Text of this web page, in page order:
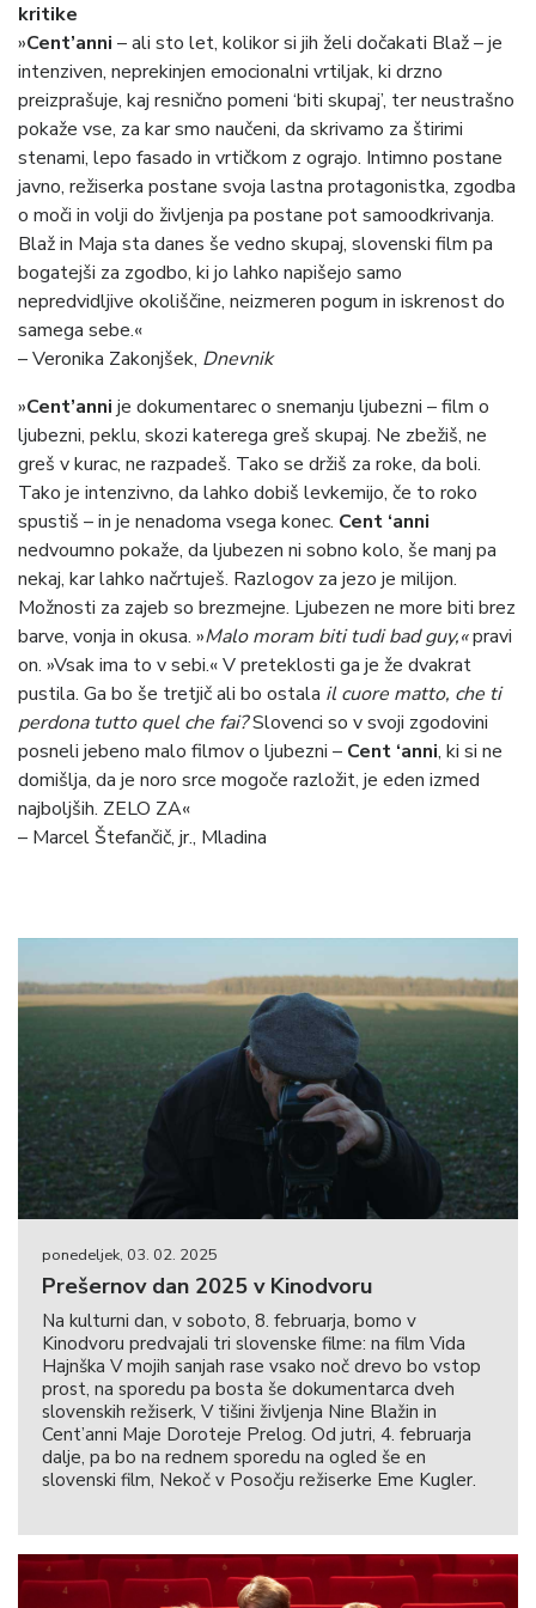
kritike
»Cent’anni – ali sto let, kolikor si jih želi dočakati Blaž – je
intenziven, neprekinjen emocionalni vrtiljak, ki drzno
preizprašuje, kaj resnično pomeni ‘biti skupaj’, ter neustrašno
pokaže vse, za kar smo naučeni, da skrivamo za štirimi
stenami, lepo fasado in vrtičkom z ograjo. Intimno postane
javno, režiserka postane svoja lastna protagonistka, zgodba
o moči in volji do življenja pa postane pot samoodkrivanja.
Blaž in Maja sta danes še vedno skupaj, slovenski film pa
bogatejši za zgodbo, ki jo lahko napišejo samo
nepredvidljive okoliščine, neizmeren pogum in iskrenost do
samega sebe.«
– Veronika Zakonjšek, Dnevnik
»Cent’anni je dokumentarec o snemanju ljubezni – film o
ljubezni, peklu, skozi katerega greš skupaj. Ne zbežiš, ne
greš v kurac, ne razpadeš. Tako se držiš za roke, da boli.
Tako je intenzivno, da lahko dobiš levkemijo, če to roko
spustiš – in je nenadoma vsega konec. Cent ‘anni
nedvoumno pokaže, da ljubezen ni sobno kolo, še manj pa
nekaj, kar lahko načrtuješ. Razlogov za jezo je milijon.
Možnosti za zajeb so brezmejne. Ljubezen ne more biti brez
barve, vonja in okusa. »Malo moram biti tudi bad guy,«pravi
on. »Vsak ima to v sebi.« V preteklosti ga je že dvakrat
pustila. Ga bo še tretjič ali bo ostala il cuore matto, che ti
perdona tutto quel che fai?Slovenci so v svoji zgodovini
posneli jebeno malo filmov o ljubezni – Cent ‘anni, ki si ne
domišlja, da je noro srce mogoče razložit, je eden izmed
najboljših. ZELO ZA«
– Marcel Štefančič, jr., Mladina
ponedeljek, 03. 02. 2025
Prešernov dan 2025 v Kinodvoru
Na kulturni dan, v soboto, 8. februarja, bomo v
Kinodvoru predvajali tri slovenske filme: na film Vida
Hajnška V mojih sanjah rase vsako noč drevo bo vstop
prost, na sporedu pa bosta še dokumentarca dveh
slovenskih režiserk, V tišini življenja Nine Blažin in
Cent’anni Maje Doroteje Prelog. Od jutri, 4. februarja
dalje, pa bo na rednem sporedu na ogled še en
slovenski film, Nekoč v Posočju režiserke Eme Kugler.